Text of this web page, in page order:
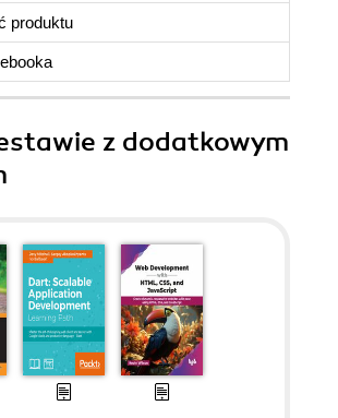
produktu
ebooka
z dodatkowym